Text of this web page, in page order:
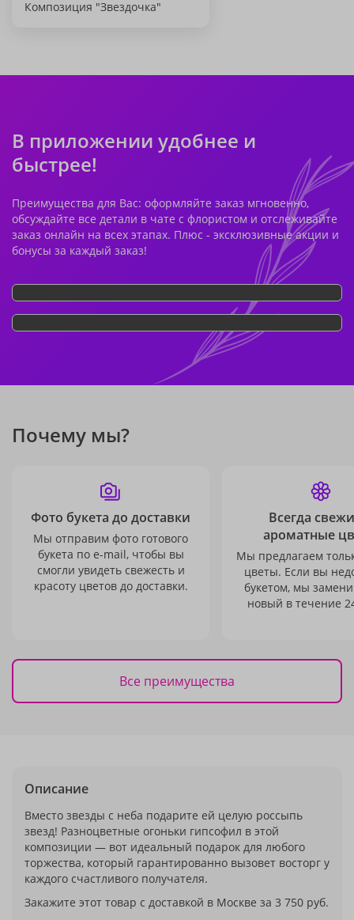
Композиция "Звездочка"
В приложении удобнее и
быстрее!
Преимущества для Вас: оформляйте заказ мгновенно,
обсуждайте все детали в чате с флористом и отслеживайте
заказ онлайн на всех этапах. Плюс - эксклюзивные акции и
бонусы за каждый заказ!
Почему мы?
Фото букета до доставки
Мы отправим фото готового
букета по e-mail, чтобы вы
смогли увидеть свежесть и
красоту цветов до доставки.
Всегда
ароматные
Мы предлагаем
цветы. Если вы
букетом, мы
новый в течение
Все преимущества
Описание
Вместо звезды с неба подарите ей целую россыпь
звезд! Разноцветные огоньки гипсофил в этой
композиции — вот идеальный подарок для любого
торжества, который гарантированно вызовет восторг у
каждого счастливого получателя.
Закажите этот товар с доставкой в Москве за 3 750 руб.